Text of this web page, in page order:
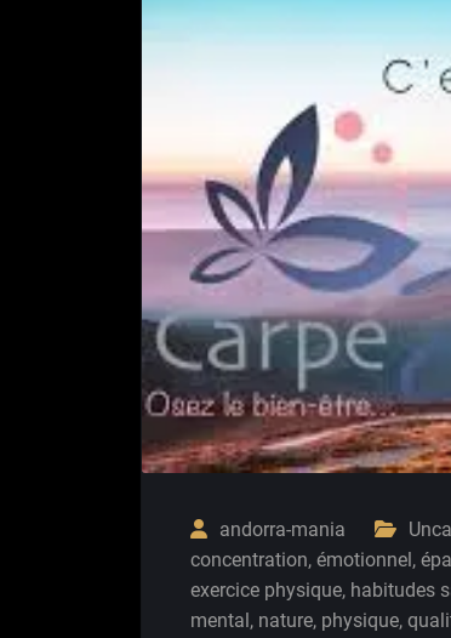
andorra-mania
concentration, émotionnel,
exercice physique, habitudes
mental, nature, physique,